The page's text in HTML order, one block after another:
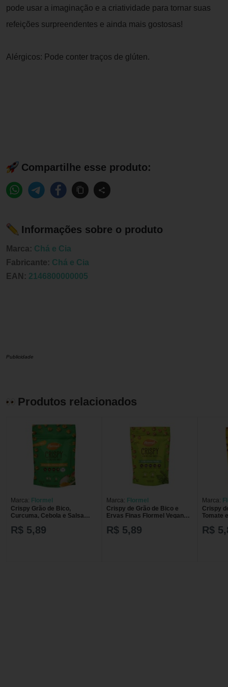
pode usar a imaginação e a criatividade para tornar suas
refeições surpreendentes e ainda mais gostosas!
Alérgicos: Pode conter traços de glúten.
Compartilhe esse produto:
Informações sobre o produto
Marca: Chá e Cia
Fabricante: Chá e Cia
EAN: 2146800000005
Publicidade
Produtos relacionados
Marca: Flormel
Crispy Grão de Bico,
Curcuma, Cebola e Salsa
R$ 5,89
Marca: Flormel
Crispy de Grão de Bico e
Ervas Finas Flormel Vegano
R$ 5,89
Marca:
Crispy
Tomate
R$